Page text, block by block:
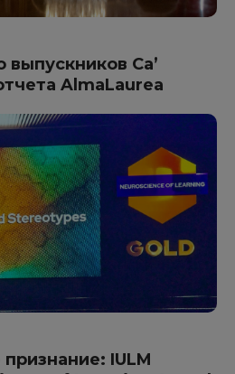
Ca’
AlmaLaurea
IULM